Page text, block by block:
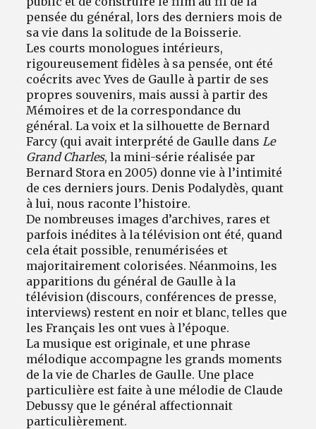
pensée du général, lors des derniers mois de
sa vie dans la solitude de la Boisserie.
Les courts monologues intérieurs,
rigoureusement fidèles à sa pensée, ont été
coécrits avec Yves de Gaulle à partir de ses
propres souvenirs, mais aussi à partir des
Mémoires et de la correspondance du
général. La voix et la silhouette de Bernard
Farcy (qui avait interprété de Gaulle dans Le
Grand Charles, la mini-série réalisée par
Bernard Stora en 2005) donne vie à l’intimité
de ces derniers jours. Denis Podalydès, quant
à lui, nous raconte l’histoire.
De nombreuses images d’archives, rares et
parfois inédites à la télévision ont été, quand
cela était possible, renumérisées et
majoritairement colorisées. Néanmoins, les
apparitions du général de Gaulle à la
télévision (discours, conférences de presse,
interviews) restent en noir et blanc, telles que
les Français les ont vues à l’époque.
La musique est originale, et une phrase
mélodique accompagne les grands moments
de la vie de Charles de Gaulle. Une place
particulière est faite à une mélodie de Claude
Debussy que le général affectionnait
particulièrement.